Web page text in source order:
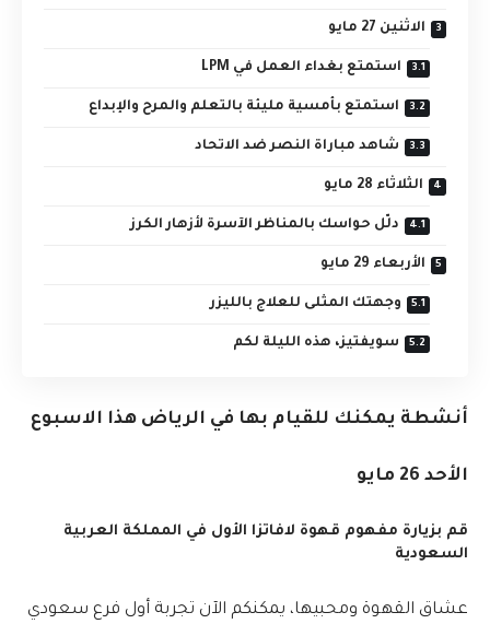
الاثنين 27 مايو
استمتع بغداء العمل في LPM
استمتع بأمسية مليئة بالتعلم والمرح والإبداع
شاهد مباراة النصر ضد الاتحاد
الثلاثاء 28 مايو
دلّل حواسك بالمناظر الآسرة لأزهار الكرز
الأربعاء 29 مايو
وجهتك المثلى للعلاج بالليزر
سويفتيز، هذه الليلة لكم
أنشطة يمكنك للقيام بها في الرياض هذا الاسبوع
الأحد 26 مايو
قم بزيارة مفهوم قهوة لافاتزا الأول في المملكة العربية
السعودية
عشاق القهوة ومحبيها، يمكنكم الآن تجربة أول فرع سعودي